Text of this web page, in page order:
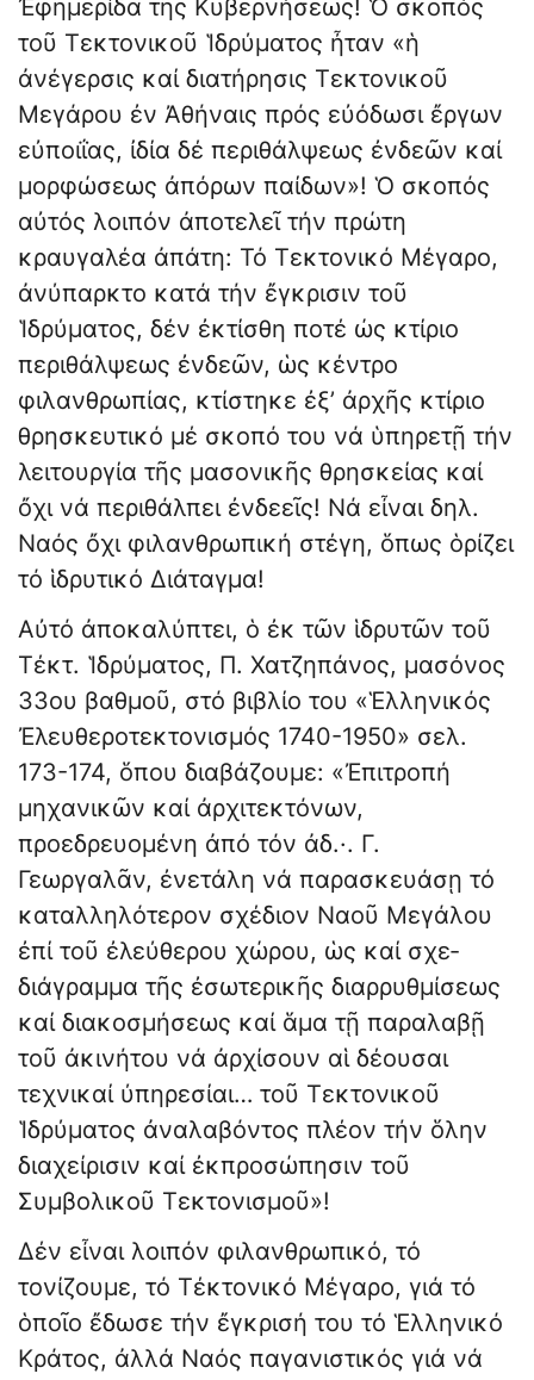
Ἐφημερίδα τῆς Κυβε­ρνήσεως! Ὁ σκοπός
τοῦ Τεκτονικοῦ Ἱ­δρύματος ἦταν «ἡ
ἀνέγερσις καί διατήρησις Τεκτονικοῦ
Μεγάρου ἐν Ἀθήναις πρός εὐόδωσι ἔργων
εὐποιΐας, ἰδία δέ περιθάλψεως ἐνδεῶν καί
μορφώσεως ἀπόρων παί­δων»! Ὁ σκοπός
αὐτός λοιπόν ἀποτελεῖ τήν πρώτη
κραυγαλέα ἀπάτη: Τό Τεκτονικό Μέγαρο,
ἀνύπαρκτο κατά τήν ἔγκρισιν τοῦ
Ἱδρύματος, δέν ἐκτίσθη ποτέ ώς κτίριο
περι­θάλψεως ἐνδεῶν, ὡς κέντρο
φιλανθρωπίας, κτίστηκε ἐξ’ ἀρχῆς κτίριο
θρησκευτικό μέ σκοπό του νά ὑπηρετῇ τήν
λειτουργία τῆς μασονικῆς θρησκείας καί
ὄχι νά περιθάλ­πει ἐνδεεῖς! Νά εἶναι δηλ.
Ναός ὄχι φιλανθρωπική στέ­γη, ὅπως ὁρίζει
τό ἱδρυτικό Διάταγμα!
Αὐτό ἀποκαλύπτει, ὁ ἐκ τῶν ἱδρυτῶν τοῦ
Τέκτ. Ἱδρύ­ματος, Π. Χατζηπάνος, μασόνος
33ου βαθμοῦ, στό βι­βλίο του «Ἑλληνικός
Ἐλευθεροτεκτονισμός 1740-1950» σελ.
173-174, ὅπου διαβάζουμε: «Ἐπιτροπή
μηχανικῶν καί ἀρχιτεκτόνων,
προεδρευομένη ἀπό τόν ἀδ.·. Γ.
Γεωργαλᾶν, ἐνετάλη νά παρασκευάσῃ τό
καταλληλότερον σχέδιον Ναοῦ Μεγάλου
ἐπί τοῦ ἐλεύθερου χώρου, ὡς καί σχε­
διάγραμμα τῆς ἐσωτερικῆς διαρρυθμίσεως
καί διακοσμήσεως καί ἅμα τῇ παραλαβῇ
τοῦ ἀκινήτου νά ἀρχίσουν αἱ δέουσαι
τεχνικαί ύπηρεσίαι… τοῦ Τεκτονικοῦ
Ἱδρύματος ἀναλαβόντος πλέον τήν ὅλην
διαχείρισιν καί ἐκπροσώπησιν τοῦ
Συμβολικοῦ Τεκτονισμοῦ»!
Δέν εἶναι λοιπόν φιλανθρωπικό, τό
τονίζουμε, τό Τέκτονικό Μέγαρο, γιά τό
ὁποῖο ἔδωσε τήν ἔγκρισή του τό Ἑλληνικό
Κράτος, ἀλλά Ναός παγανιστικός γιά νά